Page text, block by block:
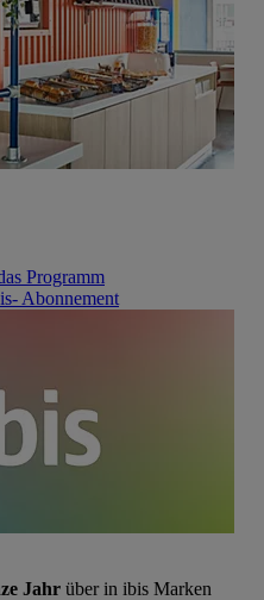
Programm
Abonnement
Jahr über in ibis Marken